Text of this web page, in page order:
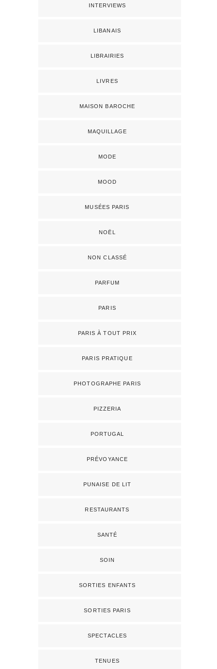
INTERVIEWS
LIBANAIS
LIBRAIRIES
LIVRES
MAISON BAROCHE
MAQUILLAGE
MODE
MOOD
MUSÉES PARIS
NOËL
NON CLASSÉ
PARFUM
PARIS
PARIS À TOUT PRIX
PARIS PRATIQUE
PHOTOGRAPHE PARIS
PIZZERIA
PORTUGAL
PRÉVOYANCE
PUNAISE DE LIT
RESTAURANTS
SANTÉ
SOIN
SORTIES ENFANTS
SORTIES PARIS
SPECTACLES
TENUES